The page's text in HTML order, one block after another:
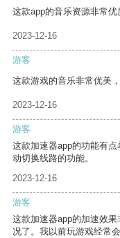
这款app的音乐资源非常优
2023-12-16
游客
这款游戏的音乐非常优美
2023-12-16
游客
这款加速器app的功能有
动切换线路的功能。
2023-12-16
游客
这款加速器app的加速效
况了。我以前玩游戏经常